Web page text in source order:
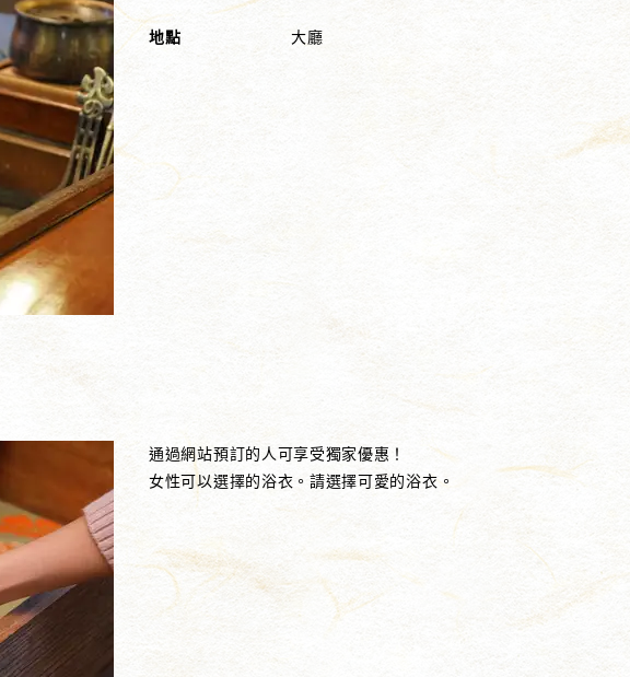
地點 大廳
通過網站預訂的人可享受獨家優惠！
女性可以選擇的浴衣。請選擇可愛的浴衣。